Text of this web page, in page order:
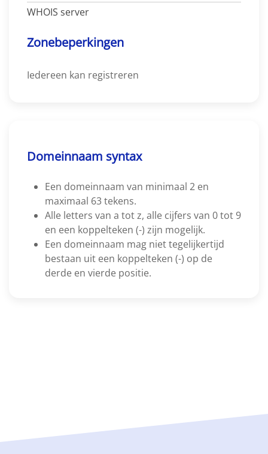
WHOIS server
Zonebeperkingen
Iedereen kan registreren
Domeinnaam syntax
Een domeinnaam van minimaal 2 en
maximaal 63 tekens.
Alle letters van a tot z, alle cijfers van 0 tot 9
en een koppelteken (-) zijn mogelijk.
Een domeinnaam mag niet tegelijkertijd
bestaan uit een koppelteken (-) op de
derde en vierde positie.